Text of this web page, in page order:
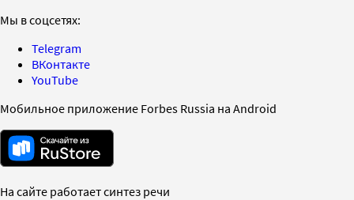
Мы в соцсетях:
Telegram
ВКонтакте
YouTube
Мобильное приложение Forbes Russia на Android
На сайте работает синтез речи